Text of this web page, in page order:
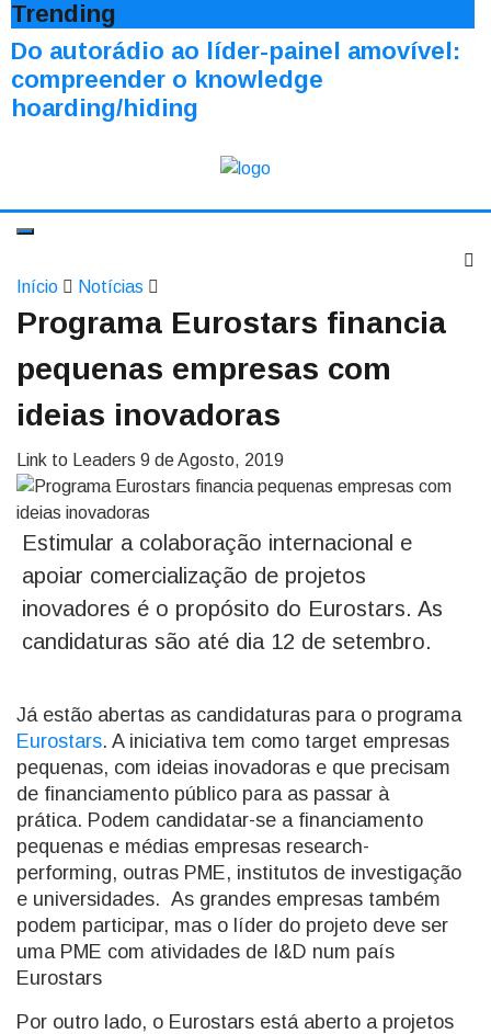
Trending
Do autorádio ao líder-painel amovível:
compreender o knowledge
hoarding/hiding
Início Notícias
Programa Eurostars financia
pequenas empresas com
ideias inovadoras
Link to Leaders 9 de Agosto, 2019
Estimular a colaboração internacional e
apoiar comercialização de projetos
inovadores é o propósito do Eurostars. As
candidaturas são até dia 12 de setembro.
Já estão abertas as candidaturas para o programa
Eurostars. A iniciativa tem como target empresas
pequenas, com ideias inovadoras e que precisam
de financiamento público para as passar à
prática. Podem candidatar-se a financiamento
pequenas e médias empresas research-
performing, outras PME, institutos de investigação
e universidades. As grandes empresas também
podem participar, mas o líder do projeto deve ser
uma PME com atividades de I&D num país
Eurostars
Por outro lado, o Eurostars está aberto a projetos